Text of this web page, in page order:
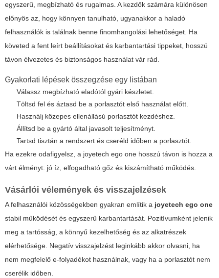
egyszerű, megbízható és rugalmas. A kezdők számára különösen
előnyös az, hogy könnyen tanulható, ugyanakkor a haladó
felhasználók is találnak benne finomhangolási lehetőséget. Ha
követed a fent leírt beállításokat és karbantartási tippeket, hosszú
távon élvezetes és biztonságos használat vár rád.
Gyakorlati lépések összegzése egy listában
Válassz megbízható eladótól gyári készletet.
Töltsd fel és áztasd be a porlasztót első használat előtt.
Használj közepes ellenállású porlasztót kezdéshez.
Állítsd be a gyártó által javasolt teljesítményt.
Tartsd tisztán a rendszert és cseréld időben a porlasztót.
Ha ezekre odafigyelsz, a joyetech ego one hosszú távon is hozza a
várt élményt: jó íz, elfogadható gőz és kiszámítható működés.
Vásárlói vélemények és visszajelzések
A felhasználói közösségekben gyakran említik a joyetech ego one
stabil működését és egyszerű karbantartását. Pozitívumként jelenik
meg a tartósság, a könnyű kezelhetőség és az alkatrészek
elérhetősége. Negatív visszajelzést leginkább akkor olvasni, ha
nem megfelelő e-folyadékot használnak, vagy ha a porlasztót nem
cserélik időben.